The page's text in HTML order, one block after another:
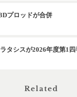
プロッドが合併
タシスが2026年度第1
Related